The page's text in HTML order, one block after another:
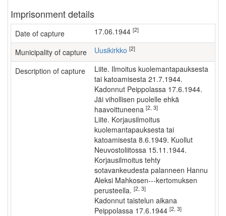
Imprisonment details
Date of capture 17.06.1944 [2]
Municipality of capture Uusikirkko [2]
Description of capture
Liite. Ilmoitus kuolemantapauksesta
tai katoamisesta 21.7.1944.
Kadonnut Peippolassa 17.6.1944.
Jäi vihollisen puolelle ehkä
haavoittuneena [2, 3]
Liite. Korjausilmoitus
kuolemantapauksesta tai
katoamisesta 8.6.1949. Kuollut
Neuvostoliitossa 15.11.1944.
Korjausilmoitus tehty
sotavankeudesta palanneen Hannu
Aleksi Mahkosen---kertomuksen
perusteella. [2, 3]
kadonnut taistelun aikana
Peippolassa 17.6.1944 [2, 3]